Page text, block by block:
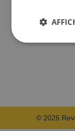
© 2025